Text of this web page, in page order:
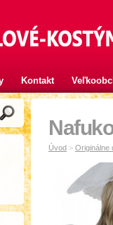
Kontakt
Úvod > Originálne